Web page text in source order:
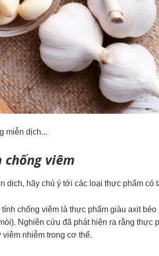
miễn dịch...
chống viêm
dịch, hãy chú ý tới các loại thực phẩm có
chống viêm là thực phẩm giàu axit
Nghiên cứu đã phát hiện ra rằng thực
nhiễm trong cơ thể.